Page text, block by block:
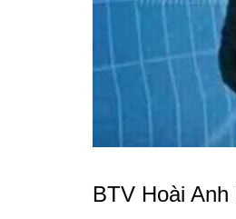
BTV Hoài